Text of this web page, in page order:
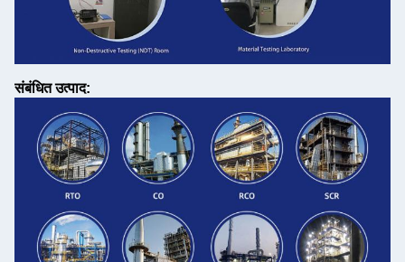
संबंधित उत्पाद: